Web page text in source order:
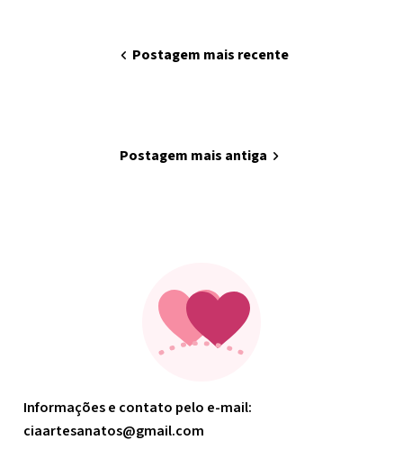
Informações e contato pelo e-mail:
ciaartesanatos@gmail.com
chevron_left Postagem mais recente
Postagem mais antiga chevron_right